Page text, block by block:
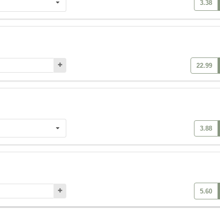
3.38
22.99
3.88
5.60